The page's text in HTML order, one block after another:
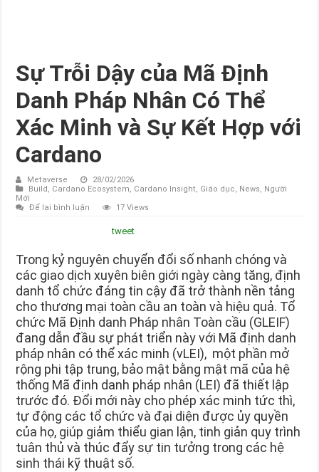
Sự Trỗi Dậy của Mã Định
Danh Pháp Nhân Có Thể
Xác Minh và Sự Kết Hợp với
Cardano
Metaverse
28/02/2026
Build, Cardano Ecosystem, Cardano Insight, Giáo dục, News, Người
Mới
Để lại bình luận
17 Views
tweet
Trong kỷ nguyên chuyển đổi số nhanh chóng và
các giao dịch xuyên biên giới ngày càng tăng, định
danh tổ chức đáng tin cậy đã trở thành nền tảng
cho thương mại toàn cầu an toàn và hiệu quả. Tổ
chức Mã Định danh Pháp nhân Toàn cầu (GLEIF)
đang dẫn đầu sự phát triển này với Mã định danh
pháp nhân có thể xác minh (vLEI), một phần mở
rộng phi tập trung, bảo mật bằng mật mã của hệ
thống Mã định danh pháp nhân (LEI) đã thiết lập
trước đó. Đổi mới này cho phép xác minh tức thì,
tự động các tổ chức và đại diện được ủy quyền
của họ, giúp giảm thiểu gian lận, tinh giản quy trình
tuân thủ và thúc đẩy sự tin tưởng trong các hệ
sinh thái kỹ thuật số.